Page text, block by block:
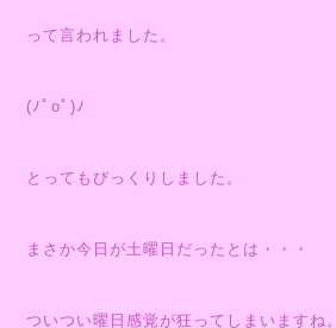
って言われました。
(ﾉﾟοﾟ)ﾉ
とってもびっくりしました。
まさか今日が土曜日だったとは・・・
ついつい曜日感覚が狂ってしまいますね。